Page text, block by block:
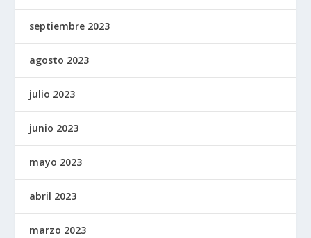
septiembre 2023
agosto 2023
julio 2023
junio 2023
mayo 2023
abril 2023
marzo 2023